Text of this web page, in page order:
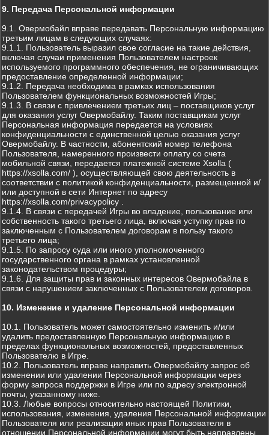
9. Передача Персональной информации
9.1. Овермобайл вправе передавать Персональную информацию
третьим лицам в следующих случаях:
9.1.1. Пользователь выразил свое согласие на такие действия,
включая случаи применения Пользователем настроек
используемого программного обеспечения, не ограничивающих
предоставление определенной информации;
9.1.2. Передача необходима в рамках использования
Пользователем функциональных возможностей Игры;
9.1.3. В связи с привлечением третьих лиц – поставщиков услуг
для оказания услуг Овермобайлу. Таким поставщикам услуг
Персональная информация передается на условиях
конфиденциальности с единственной целью оказания услуг
Овермобайлу. В частности, абонентский номер телефона
Пользователя, намеренного произвести оплату со счета
мобильной связи, передается платежной системе Xsolla (
https://xsolla.com/ ), осуществляющей свою деятельность в
соответствии с политикой конфиденциальности, размещенной и/
или доступной в сети Интернет по адресу
https://xsolla.com/privacypolicy .
9.1.4. В связи с передачей Игры во владение, пользование или
собственность такого третьего лица, включая уступку прав по
заключенным с Пользователем договорам в пользу такого
третьего лица;
9.1.5. По запросу суда или иного уполномоченного
государственного органа в рамках установленной
законодательством процедуры;
9.1.6. Для защиты прав и законных интересов Овермобайла в
связи с нарушением заключенных с Пользователем договоров.
10. Изменение и удаление Персональной информации
10.1. Пользователь может самостоятельно изменить и/или
удалить предоставленную Персональную информацию в
пределах функциональных возможностей, предоставленных
Пользователю в Игре.
10.2. Пользователь вправе направить Овермобайлу запрос об
изменении или удалении Персональной информации через
форму запроса поддержки в Игре или по адресу электронной
почты, указанному ниже.
10.3. Любые вопросы относительно настоящей Политики,
использования, изменения, удаления Персональной информации
Пользователя или реализации иных прав Пользователя в
отношении Персональной информации могут быть направлены